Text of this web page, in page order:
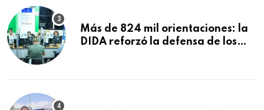
Más de 824 mil orientaciones: la
DIDA reforzó la defensa de los